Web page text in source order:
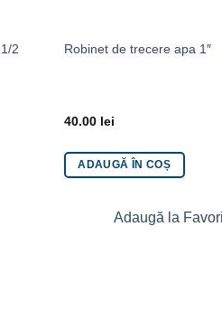
2 Robinet de trecere apa 1″
40.00 lei
ADAUGĂ ÎN COȘ
Adaugă la